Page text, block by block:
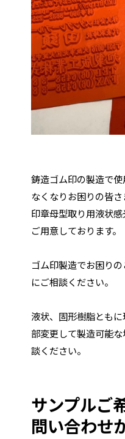
鋳造ゴム印の製造で
なくなりお困りの皆さ
印章母型取り用液状
ご用意しております。
ゴム印製造でお困り
にご相談ください。
液状、固形樹脂とも
部変更して製造可能
談ください。
サンプルご希望の方は、お
問い合わせ